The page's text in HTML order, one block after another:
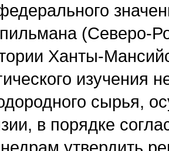
(Северо-
Ханты-
изучения
сырья,
в порядке
утвердить